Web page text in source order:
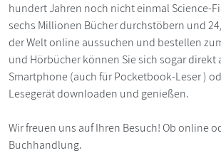
hundert Jahren noch nicht einmal Science-
sechs Millionen Bücher durchstöbern und
der Welt online aussuchen und bestellen
und Hörbücher können Sie sich sogar direkt
Smartphone (auch für Pocketbook-Leser )
Lesegerät downloaden und genießen.
Wir freuen uns auf Ihren Besuch! Ob online
Buchhandlung.